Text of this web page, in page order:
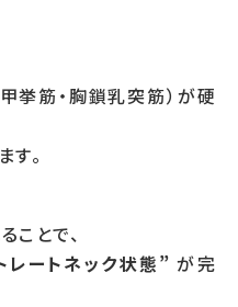
挙筋・胸鎖乳突筋）が硬
。
ことで、
ートネック状態” が完